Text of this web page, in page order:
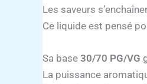
Les saveurs
Ce liquide est pensé
Sa base 30/70 PG/VG
La puissance